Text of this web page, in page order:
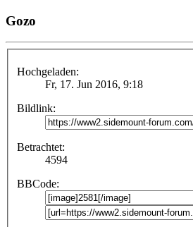
Gozo
Hochgeladen:
Fr, 17. Jun 2016, 9:18
Bildlink:
Betrachtet:
4594
BBCode: